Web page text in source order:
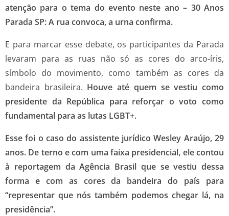
atenção para o tema do evento neste ano – 30 Anos
Parada SP: A rua convoca, a urna confirma.
E para marcar esse debate, os participantes da Parada
levaram para as ruas não só as cores do arco-íris,
símbolo do movimento, como também as cores da
bandeira brasileira. Houve até quem se vestiu como
presidente da República para reforçar o voto como
fundamental para as lutas LGBT+.
Esse foi o caso do assistente jurídico Wesley Araújo, 29
anos. De terno e com uma faixa presidencial, ele contou
à reportagem da Agência Brasil que se vestiu dessa
forma e com as cores da bandeira do país para
“representar que nós também podemos chegar lá, na
presidência”.